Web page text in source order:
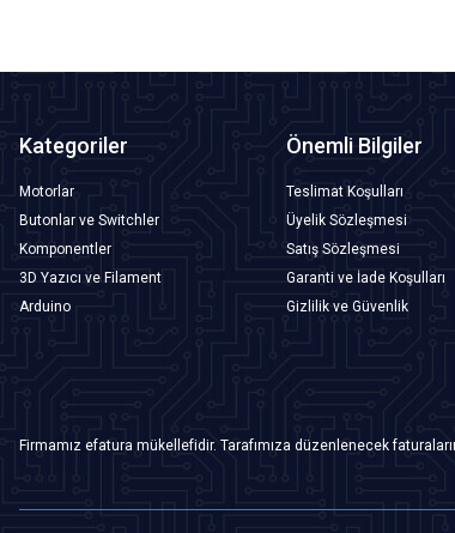
Kategoriler
Motorlar
Butonlar ve Switchler
Komponentler
3D Yazıcı ve Filament
Arduino
Önemli Bilgiler
Teslimat Koşulları
Üyelik Sözleşmesi
Satış Sözleşmesi
Garanti ve İade Koşulları
Gizlilik ve Güvenlik
Firmamız efatura mükellefidir. Tarafımıza düzenlenecek